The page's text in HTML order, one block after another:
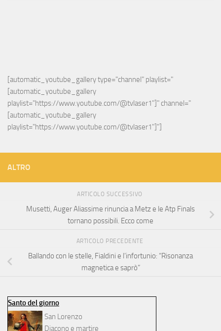
[automatic_youtube_gallery type="channel" playlist="
[automatic_youtube_gallery
playlist="https://www.youtube.com/@tvlaser1"]" channel="
[automatic_youtube_gallery
playlist="https://www.youtube.com/@tvlaser1"]"]
ALTRO
ARTICOLO SUCCESSIVO
Musetti, Auger Aliassime rinuncia a Metz e le Atp Finals
tornano possibili. Ecco come
ARTICOLO PRECEDENTE
Ballando con le stelle, Fialdini e l’infortunio: “Risonanza
magnetica e saprò”
Santo del giorno
San Lorenzo
Diacono e martire